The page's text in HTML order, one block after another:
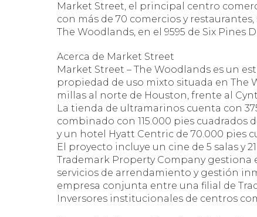
Market Street, el principal centro
con más de 70 comercios y
The Woodlands, en el 9595 de Six Pines
Acerca de Market Street
Market Street – The Woodlands es un
propiedad de uso mixto situada en The
millas al norte de Houston, frente al
La tienda de ultramarinos cuenta con
combinado con 115.000 pies cuadrados
y un hotel Hyatt Centric de 70.000 pies
El proyecto incluye un cine de 5 salas y
Trademark Property Company
servicios de arrendamiento y gestión
empresa conjunta entre una filial de
Inversores institucionales de centros